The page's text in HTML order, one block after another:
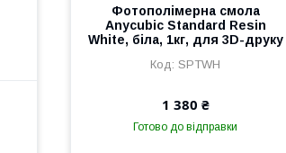
Фотополімерна смола
Anycubic Standard Resin
White, біла, 1кг, для 3D-друку
SPTWH
1 380 ₴
Готово до відправки